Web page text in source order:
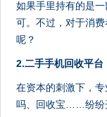
如果手里持有的是
可。不过，对于消
呢？
2.二手手机回收平台
在资本的刺激下，
吗、回收宝……纷纷